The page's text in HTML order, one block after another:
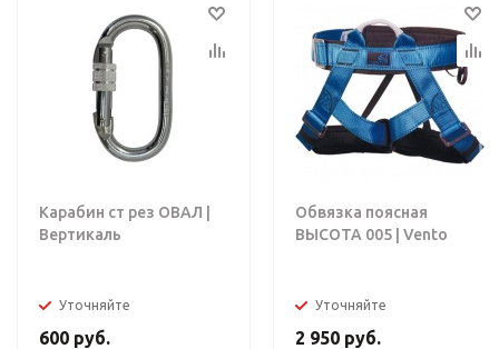
Карабин ст рез ОВАЛ |
Вертикаль
Уточняйте
600 руб.
Обвязка поясная
ВЫСОТА 005 | Vento
Уточняйте
2 950 руб.